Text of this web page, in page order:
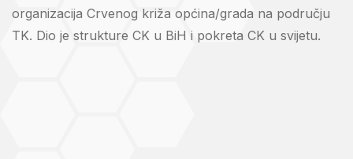
organizacija Crvenog križa općina/grada na području
TK. Dio je strukture CK u BiH i pokreta CK u svijetu.